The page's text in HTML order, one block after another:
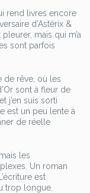
rend livres encore
d’Astérix &
mais qui m’a
sont parfois
de rêve, où les
sont à fleur de
j’en suis sorti
est un peu lente à
de réelle
les
Un roman
est
trop longue.